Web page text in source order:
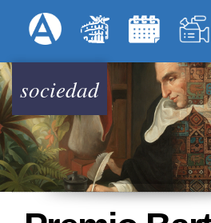
al
Menú Superior
sociedad